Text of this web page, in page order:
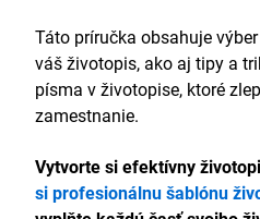
Táto príručka obsahuje
váš životopis, ako aj tipy a
písma v životopise, ktoré
zamestnanie.
Vytvorte si efektívny
si profesionálnu šablónu